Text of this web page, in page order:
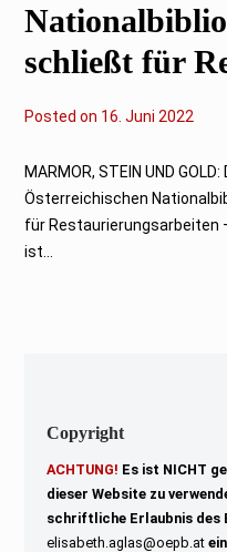
schließt für
Posted on 1
J
n
i
16. Juni 2022
MARMOR, STEIN UND
Österreichischen
für Restaurierungsarbeiten
ist...
Copyright
ACHTUNG! Es ist NICHT
dieser Website zu
schriftliche Erlaubnis des
elisabeth.aglas@oepb.at